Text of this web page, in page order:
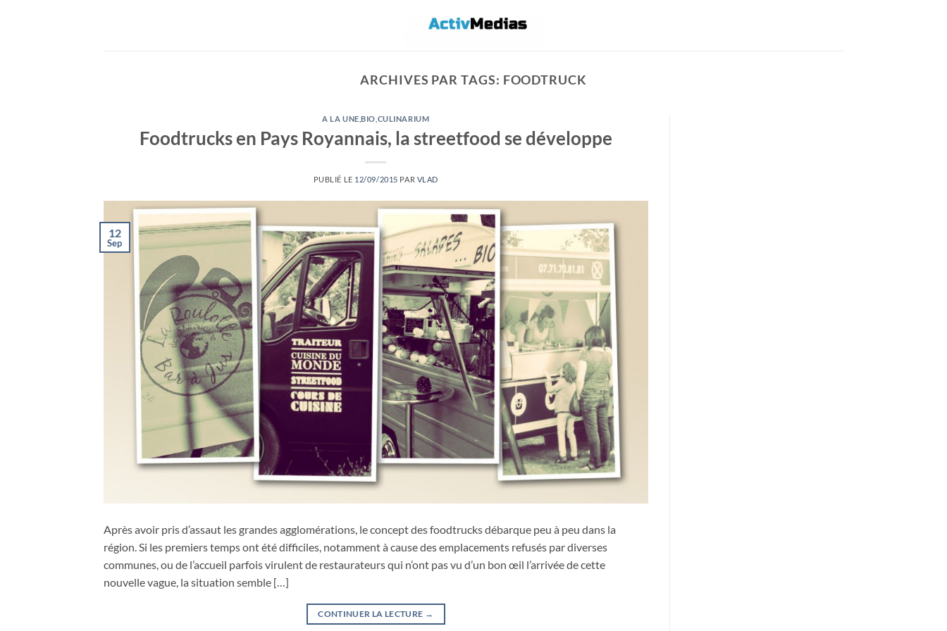
ARCHIVES PAR TAGS: FOODTRUCK
A LA UNE ,BIO CULINARIUM
Foodtrucks en Pays Royannais, la streetfood se développe
PUBLIÉ LE 12/09/2015 PAR VLAD
12
Sep
Après avoir pris d’assaut les grandes agglomérations, le concept des foodtrucks débarque peu à peu dans la
région. Si les premiers temps ont été difficiles, notamment à cause des emplacements refusés par diverses
communes, ou de l’accueil parfois virulent de restaurateurs qui n’ont pas vu d’un bon œil l’arrivée de cette
nouvelle vague, la situation semble […]
CONTINUER LA LECTURE →